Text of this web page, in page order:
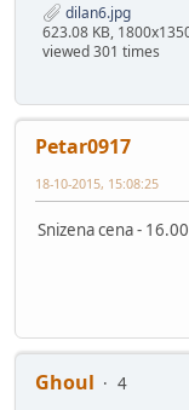
dilan6.jpg
623.08 KB,
viewed 301 times
Petar0917
18-10-2015, 15:08:25
Snizena cena -
Ghoul 4